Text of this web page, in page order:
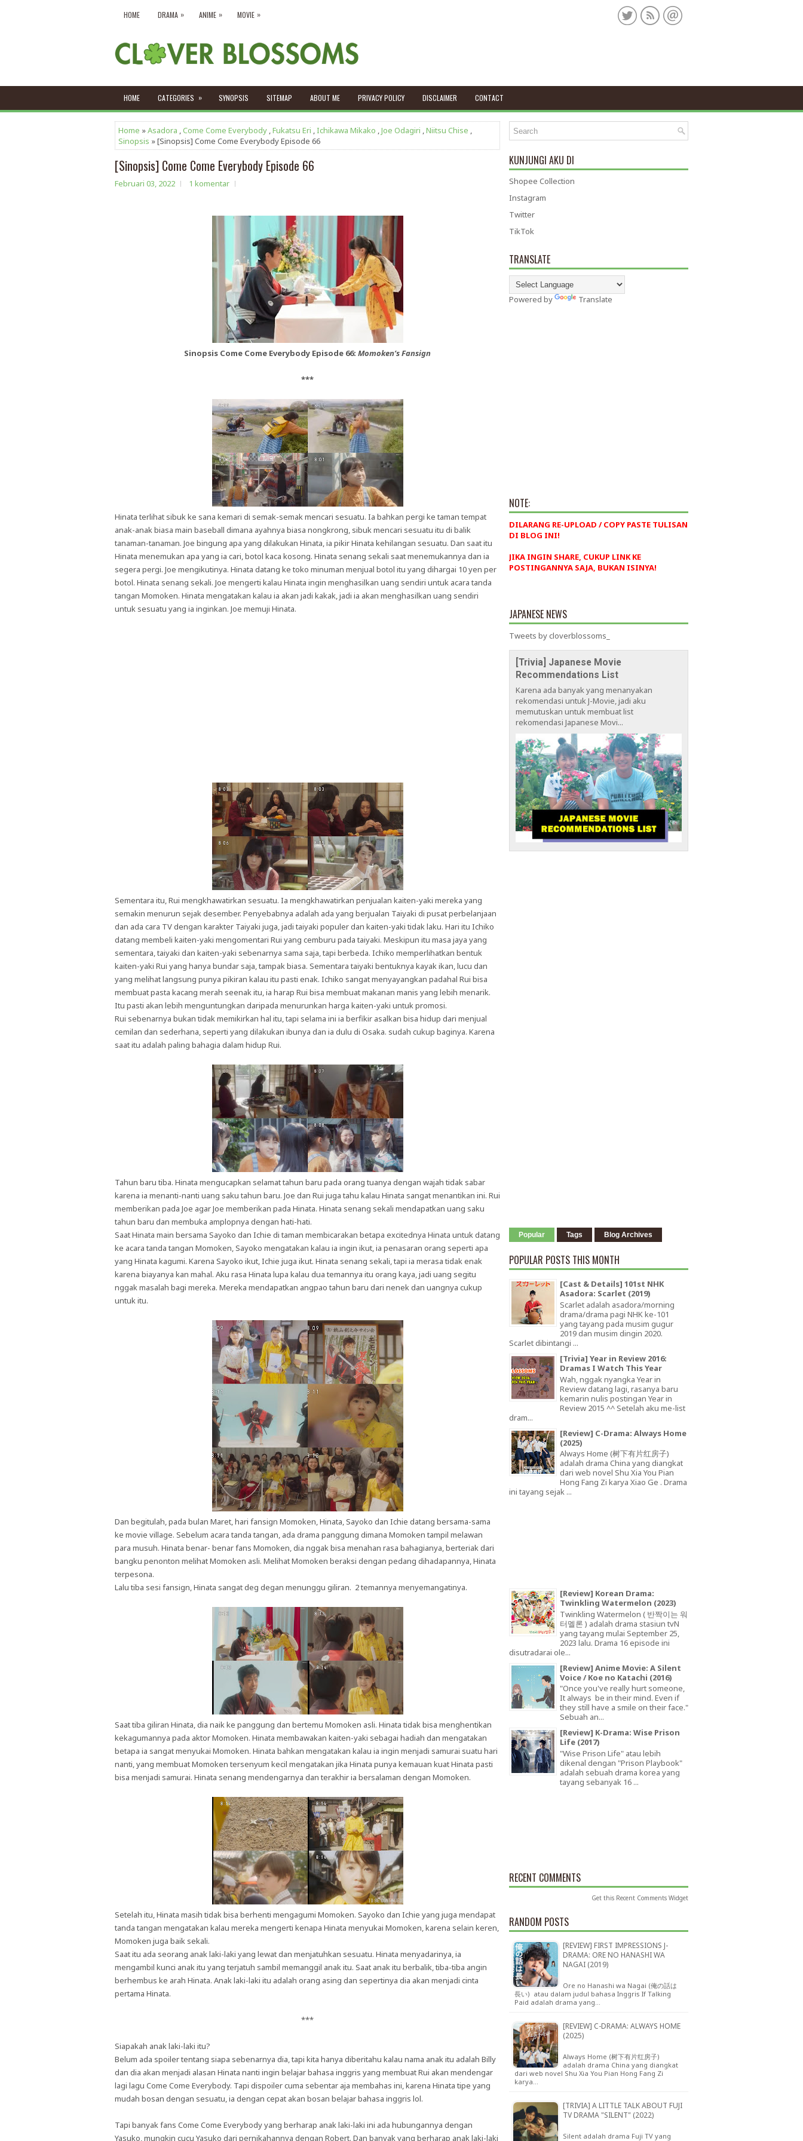
HOME DRAMA » ANIME » MOVIE »
HOME CATEGORIES » SYNOPSIS SITEMAP ABOUT ME PRIVACY POLICY DISCLAIMER CONTACT
Home »Asadora ,Come Come Everybody ,Fukatsu Eri ,Ichikawa Mikako ,Joe Odagiri ,Niitsu Chise ,
Sinopsis » [Sinopsis] Come Come Everybody Episode 66
[Sinopsis] Come Come Everybody Episode 66
Februari 03, 2022 1 komentar
Sinopsis Come Come Everybody Episode 66: Momoken’s Fansign
***
Hinata terlihat sibuk ke sana kemari di semak-semak mencari sesuatu. Ia bahkan pergi ke taman tempat
anak-anak biasa main baseball dimana ayahnya biasa nongkrong, sibuk mencari sesuatu itu di balik
tanaman-tanaman. Joe bingung apa yang dilakukan Hinata, ia pikir Hinata kehilangan sesuatu. Dan saat itu
Hinata menemukan apa yang ia cari, botol kaca kosong. Hinata senang sekali saat menemukannya dan ia
segera pergi. Joe mengikutinya. Hinata datang ke toko minuman menjual botol itu yang dihargai 10 yen per
botol. Hinata senang sekali. Joe mengerti kalau Hinata ingin menghasilkan uang sendiri untuk acara tanda
tangan Momoken. Hinata mengatakan kalau ia akan jadi kakak, jadi ia akan menghasilkan uang sendiri
untuk sesuatu yang ia inginkan. Joe memuji Hinata.
Sementara itu, Rui mengkhawatirkan sesuatu. Ia mengkhawatirkan penjualan kaiten-yaki mereka yang
semakin menurun sejak desember. Penyebabnya adalah ada yang berjualan Taiyaki di pusat perbelanjaan
dan ada cara TV dengan karakter Taiyaki juga, jadi taiyaki populer dan kaiten-yaki tidak laku. Hari itu Ichiko
datang membeli kaiten-yaki mengomentari Rui yang cemburu pada taiyaki. Meskipun itu masa jaya yang
sementara, taiyaki dan kaiten-yaki sebenarnya sama saja, tapi berbeda. Ichiko memperlihatkan bentuk
kaiten-yaki Rui yang hanya bundar saja, tampak biasa. Sementara taiyaki bentuknya kayak ikan, lucu dan
yang melihat langsung punya pikiran kalau itu pasti enak. Ichiko sangat menyayangkan padahal Rui bisa
membuat pasta kacang merah seenak itu, ia harap Rui bisa membuat makanan manis yang lebih menarik.
Itu pasti akan lebih menguntungkan daripada menurunkan harga kaiten-yaki untuk promosi.
Rui sebenarnya bukan tidak memikirkan hal itu, tapi selama ini ia berfikir asalkan bisa hidup dari menjual
cemilan dan sederhana, seperti yang dilakukan ibunya dan ia dulu di Osaka. sudah cukup baginya. Karena
saat itu adalah paling bahagia dalam hidup Rui.
Tahun baru tiba. Hinata mengucapkan selamat tahun baru pada orang tuanya dengan wajah tidak sabar
karena ia menanti-nanti uang saku tahun baru. Joe dan Rui juga tahu kalau Hinata sangat menantikan ini. Rui
memberikan pada Joe agar Joe memberikan pada Hinata. Hinata senang sekali mendapatkan uang saku
tahun baru dan membuka amplopnya dengan hati-hati.
Saat Hinata main bersama Sayoko dan Ichie di taman membicarakan betapa excitednya Hinata untuk datang
ke acara tanda tangan Momoken, Sayoko mengatakan kalau ia ingin ikut, ia penasaran orang seperti apa
yang Hinata kagumi. Karena Sayoko ikut, Ichie juga ikut. Hinata senang sekali, tapi ia merasa tidak enak
karena biayanya kan mahal. Aku rasa Hinata lupa kalau dua temannya itu orang kaya, jadi uang segitu
nggak masalah bagi mereka. Mereka mendapatkan angpao tahun baru dari nenek dan uangnya cukup
untuk itu.
Dan begitulah, pada bulan Maret, hari fansign Momoken, Hinata, Sayoko dan Ichie datang bersama-sama
ke movie village. Sebelum acara tanda tangan, ada drama panggung dimana Momoken tampil melawan
para musuh. Hinata benar- benar fans Momoken, dia nggak bisa menahan rasa bahagianya, berteriak dari
bangku penonton melihat Momoken asli. Melihat Momoken beraksi dengan pedang dihadapannya, Hinata
terpesona.
Lalu tiba sesi fansign, Hinata sangat deg degan menunggu giliran. 2 temannya menyemangatinya.
Saat tiba giliran Hinata, dia naik ke panggung dan bertemu Momoken asli. Hinata tidak bisa menghentikan
kekagumannya pada aktor Momoken. Hinata membawakan kaiten-yaki sebagai hadiah dan mengatakan
betapa ia sangat menyukai Momoken. Hinata bahkan mengatakan kalau ia ingin menjadi samurai suatu hari
nanti, yang membuat Momoken tersenyum kecil mengatakan jika Hinata punya kemauan kuat Hinata pasti
bisa menjadi samurai. Hinata senang mendengarnya dan terakhir ia bersalaman dengan Momoken.
Setelah itu, Hinata masih tidak bisa berhenti mengagumi Momoken. Sayoko dan Ichie yang juga mendapat
tanda tangan mengatakan kalau mereka mengerti kenapa Hinata menyukai Momoken, karena selain keren,
Momoken juga baik sekali.
Saat itu ada seorang anak laki-laki yang lewat dan menjatuhkan sesuatu. Hinata menyadarinya, ia
mengambil kunci anak itu yang terjatuh sambil memanggil anak itu. Saat anak itu berbalik, tiba-tiba angin
berhembus ke arah Hinata. Anak laki-laki itu adalah orang asing dan sepertinya dia akan menjadi cinta
pertama Hinata.
***
Siapakah anak laki-laki itu?
Belum ada spoiler tentang siapa sebenarnya dia, tapi kita hanya diberitahu kalau nama anak itu adalah Billy
dan dia akan menjadi alasan Hinata nanti ingin belajar bahasa inggris yang membuat Rui akan mendengar
lagi lagu Come Come Everybody. Tapi dispoiler cuma sebentar aja membahas ini, karena Hinata tipe yang
mudah bosan dengan sesuatu, ia dengan cepat akan bosan belajar bahasa inggris lol.
Tapi banyak fans Come Come Everybody yang berharap anak laki-laki ini ada hubungannya dengan
Yasuko, mungkin cucu Yasuko dari pernikahannya dengan Robert. Dan banyak yang berharap anak laki-laki
KUNJUNGI AKU DI
Shopee Collection
Instagram
Twitter
TikTok
TRANSLATE
Powered by Translate
NOTE:
DILARANG RE-UPLOAD / COPY PASTE TULISAN
DI BLOG INI!
JIKA INGIN SHARE, CUKUP LINK KE
POSTINGANNYA SAJA, BUKAN ISINYA!
JAPANESE NEWS
Tweets by cloverblossoms_
[Trivia] Japanese Movie
Recommendations List
Karena ada banyak yang menanyakan
rekomendasi untuk J-Movie, jadi aku
memutuskan untuk membuat list
rekomendasi Japanese Movi...
Popular Tags Blog Archives
POPULAR POSTS THIS MONTH
[Cast & Details] 101st NHK
Asadora: Scarlet (2019)
Scarlet adalah asadora/morning
drama/drama pagi NHK ke-101
yang tayang pada musim gugur
2019 dan musim dingin 2020.
Scarlet dibintangi ...
[Trivia] Year in Review 2016:
Dramas I Watch This Year
Wah, nggak nyangka Year in
Review datang lagi, rasanya baru
kemarin nulis postingan Year in
Review 2015 ^^ Setelah aku me-list
dram...
[Review] C-Drama: Always Home
(2025)
Always Home (树下有片红房子)
adalah drama China yang diangkat
dari web novel Shu Xia You Pian
Hong Fang Zi karya Xiao Ge . Drama
ini tayang sejak ...
[Review] Korean Drama:
Twinkling Watermelon (2023)
Twinkling Watermelon ( 반짝이는 워
터멜론 ) adalah drama stasiun tvN
yang tayang mulai September 25,
2023 lalu. Drama 16 episode ini
disutradarai ole...
[Review] Anime Movie: A Silent
Voice / Koe no Katachi (2016)
"Once you've really hurt someone,
It always be in their mind. Even if
they still have a smile on their face."
Sebuah an...
[Review] K-Drama: Wise Prison
Life (2017)
"Wise Prison Life" atau lebih
dikenal dengan "Prison Playbook"
adalah sebuah drama korea yang
tayang sebanyak 16 ...
RECENT COMMENTS
Get this Recent Comments Widget
RANDOM POSTS
[REVIEW] FIRST IMPRESSIONS J-
DRAMA: ORE NO HANASHI WA
NAGAI (2019)
Ore no Hanashi wa Nagai (俺の話は
長い) atau dalam judul bahasa Inggris If Talking
Paid adalah drama yang…
[REVIEW] C-DRAMA: ALWAYS HOME
(2025)
Always Home (树下有片红房子)
adalah drama China yang diangkat
dari web novel Shu Xia You Pian Hong Fang Zi
karya…
[TRIVIA] A LITTLE TALK ABOUT FUJI
TV DRAMA "SILENT" (2022)
Silent adalah drama Fuji TV yang